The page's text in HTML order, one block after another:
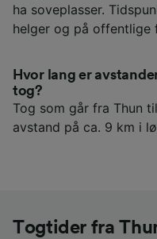
ha soveplasser.
helger og på offentlige
Hvor lang er
tog?
Tog som går fra Thun
avstand på ca. 9 km i
Togtider fra